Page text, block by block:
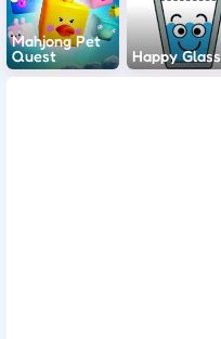
Mahjong Pet
Quest
Happy Glass